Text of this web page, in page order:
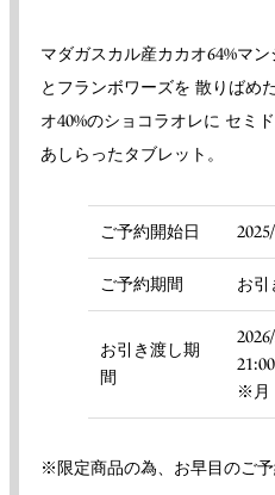
マダガスカル産カカオ64%マ
とフランボワーズを 散りばめ
オ40%のショコラオレに セミ
あしらったタブレット。
ご予約開始日
ご予約期間 お引
お引き渡し期
間
21:00
※月
※限定商品の為、お早目のご予